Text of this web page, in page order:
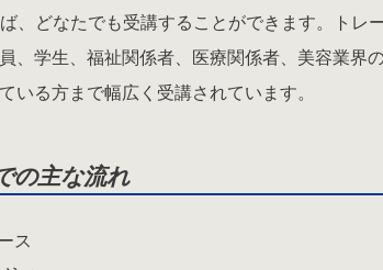
、どなたでも受講することができます。トレ
、学生、福祉関係者、医療関係者、美容業界
いる方まで幅広く受講されています。
の主な流れ
ス